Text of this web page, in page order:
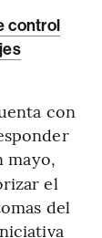
control
con
mayo,
el
del